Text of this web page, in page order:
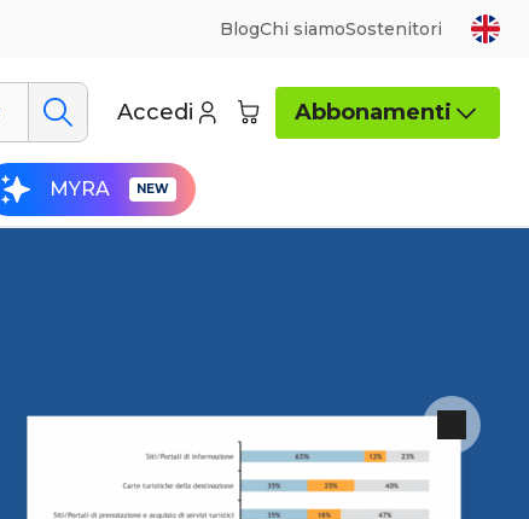
BlogChi siamoSostenitori
Accedi Abbonamenti
MYRA